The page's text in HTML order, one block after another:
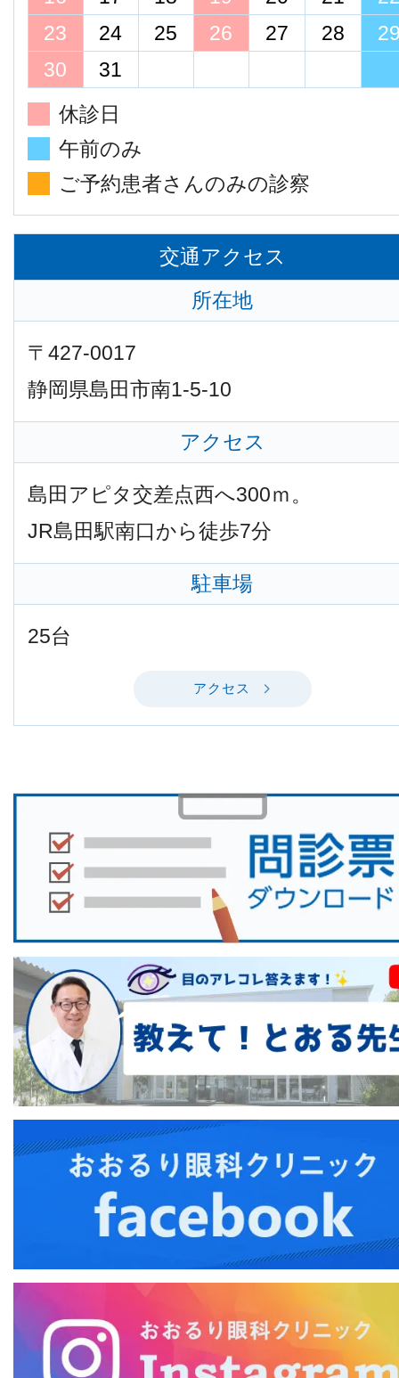
23
24 25 26 27 28
30
31
休診日
午前のみ
ご予約患者さんのみの診察
交通アクセス
所在地
〒427-0017
静岡県島田市南1-5-10
アクセス
島田アピタ交差点西へ300ｍ。
JR島田駅南口から徒歩7分
駐車場
25台
アクセス